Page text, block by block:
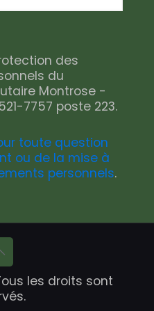
des
du
Montrose -
7757 poste 223.
toute question
ou de la mise à
personnels.
les droits sont